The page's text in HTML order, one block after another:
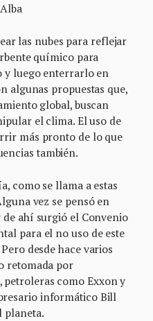
las nubes para reflejar
químico para
y luego enterrarlo en
algunas propuestas que,
global, buscan
el clima. El uso de
más pronto de lo que
también.
como se llama a estas
vez se pensó en
ahí surgió el Convenio
para el no uso de este
desde hace varios
retomada por
como Exxon y
informático Bill
planeta.